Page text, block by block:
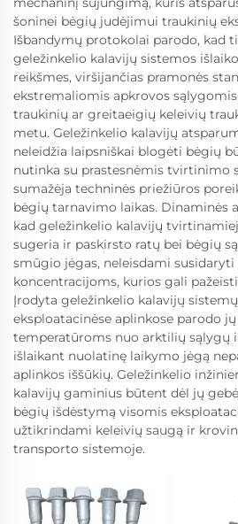
šoninei bėgių judėjimui traukinių
Išbandymų protokolai parodo, kad
geležinkelio kalavijų sistemos
reikšmes, viršijančias pramonės
ekstremaliomis apkrovos
traukinių ar greitaeigių keleivių
metu. Geležinkelio kalavijų
neleidžia laipsniškai blogėti bėgių
nutinka su prastesnėmis tvirtinimo
sumažėja techninės priežiūros
bėgių tarnavimo laikas. Dinaminės
kad geležinkelio kalavijų
sugeria ir paskirsto ratų bei bėgių
smūgio jėgas, neleisdami
koncentracijoms, kurios gali
Įrodyta geležinkelio kalavijų
eksploatacinėse aplinkose parodo
temperatūroms nuo arktilių sąlygų
išlaikant nuolatinę laikymo jėgą
aplinkos iššūkių. Geležinkelio
kalavijų gaminius būtent dėl jų
bėgių išdėstymą visomis
užtikrindami keleivių saugą ir
transporto sistemoje.